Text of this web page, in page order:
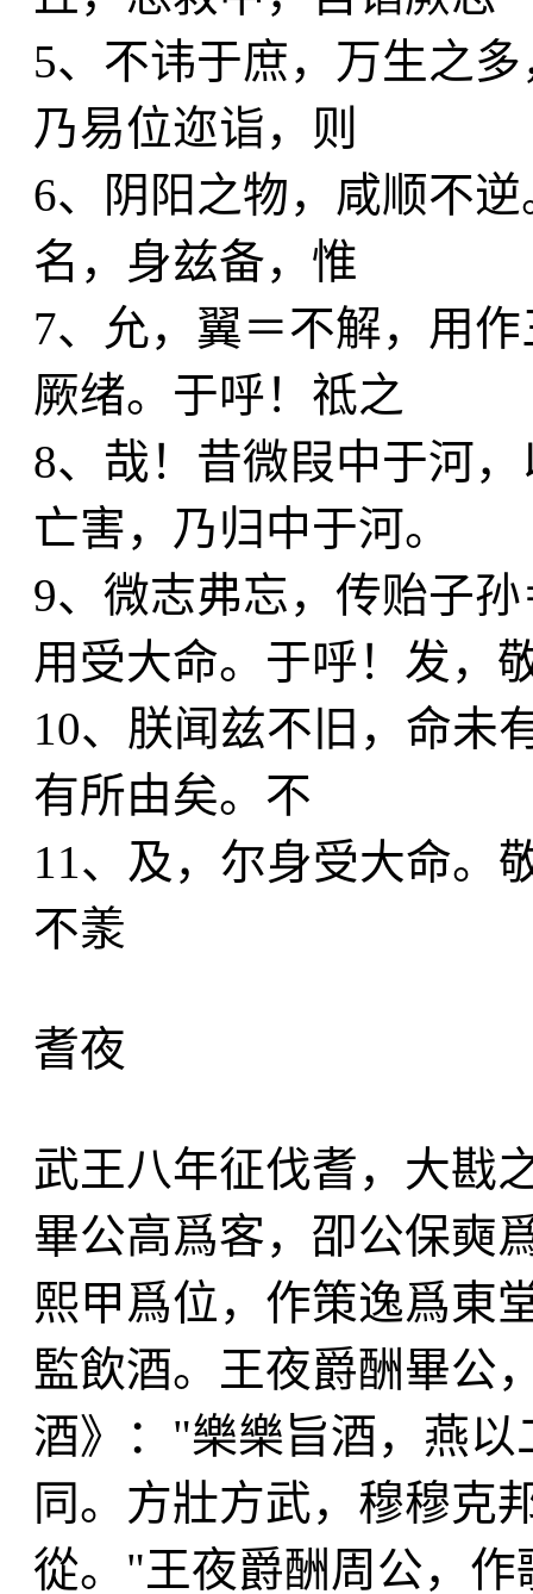
5、不讳于庶，万生之
乃易位迩诣，则
6、阴阳之物，咸顺不
名，身兹备，惟
7、允，翼＝不解，用
厥绪。于呼！祗之
8、哉！昔微叚中于河
亡害，乃归中于河。
9、微志弗忘，传贻子
用受大命。于呼！发，
10、朕闻兹不旧，命未
有所由矣。不
11、及，尔身受大命。
不羕
耆夜
武王八年征伐耆，大戡
畢公高爲客，卲公保奭
熙甲爲位，作策逸爲東
監飲酒。王夜爵酬畢公
酒》："樂樂旨酒，燕
同。方壯方武，穆穆克
從。"王夜爵酬周公，